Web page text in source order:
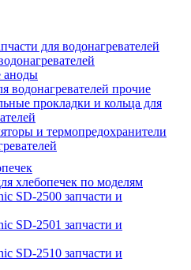
для водонагревателей
аноды
водонагревателей прочие
прокладки и кольца для
и термопредохранители
хлебопечек по моделям
SD-2500 запчасти и
SD-2501 запчасти и
SD-2510 запчасти и